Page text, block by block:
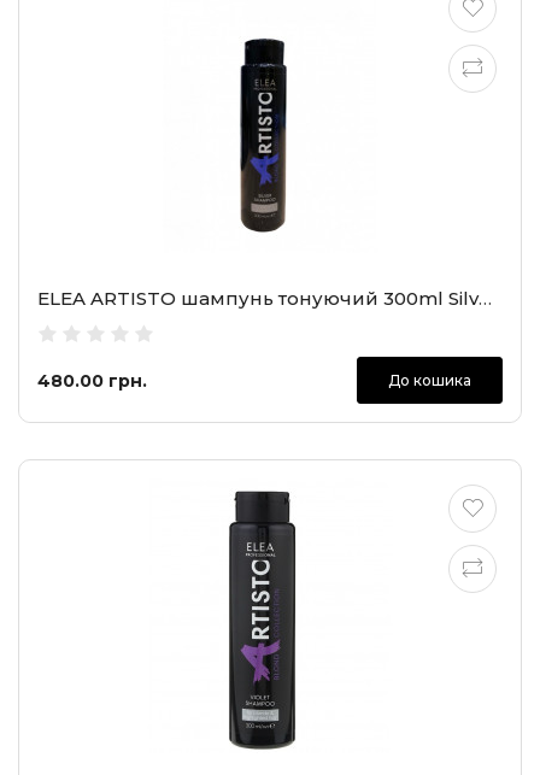
ELEA ARTISTO шампунь тонуючий 300ml Silver Shampoo
480.00 грн. До кошика